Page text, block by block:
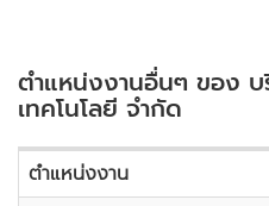
ตำแหน่งงานอื่นๆ ของ บ
เทคโนโลยี จำกัด
ตำแหน่งงาน